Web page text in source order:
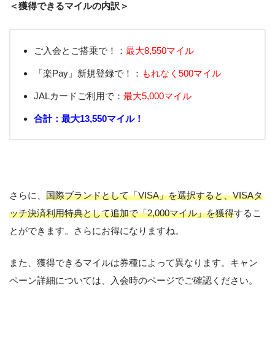
＜獲得できるマイルの内訳＞
ご入会とご搭乗で！： 最大8,550マイル
「楽Pay」新規登録で！： もれなく500マイル
JALカードご利用で： 最大5,000マイル
合計：最大13,550マイル！
さらに、 国際ブランドとして「VISA」を選択すると、VISAタ
ッチ決済利用特典として追加で「2,000マイル」を獲得するこ
とができます。さらにお得になりますね。
また、獲得できるマイルは券種によって異なります。キャン
ペーン詳細については、入会時のページでご確認ください。